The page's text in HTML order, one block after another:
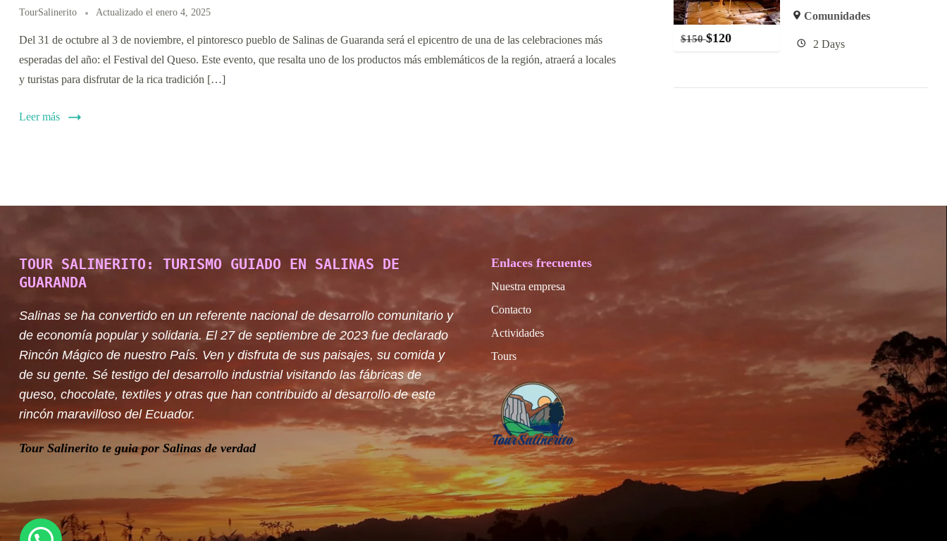
TourSalinerito Actualizado el enero 4, 2025
Del 31 de octubre al 3 de noviembre, el pintoresco pueblo de Salinas de Guaranda será el epicentro de una de las celebraciones más
esperadas del año: el Festival del Queso. Este evento, que resalta uno de los productos más emblemáticos de la región, atraerá a locales
y turistas para disfrutar de la rica tradición […]
Leer más
$150 $120
Comunidades
2 Days
TOUR SALINERITO: TURISMO GUIADO EN SALINAS DE
GUARANDA
Salinas se ha convertido en un referente nacional de desarrollo comunitario y
de economía popular y solidaria. El 27 de septiembre de 2023 fue declarado
Rincón Mágico de nuestro País. Ven y disfruta de sus paisajes, su comida y
de su gente. Sé testigo del desarrollo industrial visitando las fábricas de
queso, chocolate, textiles y otras que han contribuido al desarrollo de este
rincón maravilloso del Ecuador.
Tour Salinerito te guia por Salinas de verdad
Enlaces frecuentes
Nuestra empresa
Contacto
Actividades
Tours